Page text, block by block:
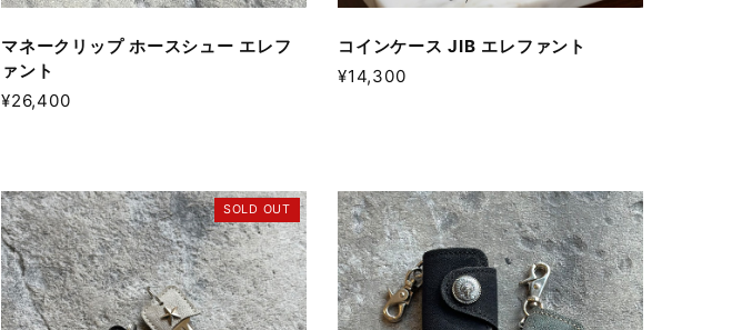
マネークリップ ホースシュー エレフ
ァント
¥26,400
コインケース JIB エレファント
¥14,300
SOLD OUT